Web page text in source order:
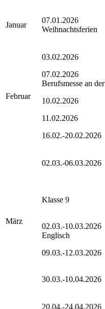
Januar
07.01.2026 1.
Weihnachtsferien
Februar
03.02.2026
07.02.2026
Berufsmesse an
10.02.2026
11.02.2026
16.02.-
März
02.03.-
02.03.-
Englisch
09.03.-
30.03.-
20.04.-